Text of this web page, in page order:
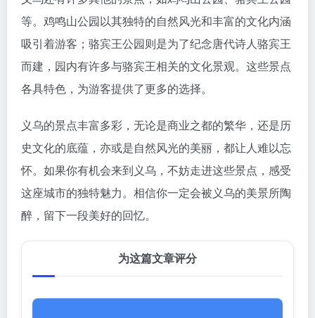
等。鸡鸣山公园以其独特的自然风光和丰富的文化内涵
吸引着游客；骆宾王公园则是为了纪念唐代诗人骆宾王
而建，园内有许多与骆宾王相关的文化景观。这些景点
各具特色，为游客提供了更多的选择。
义乌的景点丰富多彩，无论是商业之都的繁华，还是历
史文化的底蕴，亦或是自然风光的美丽，都让人难以忘
怀。如果你有机会来到义乌，不妨走进这些景点，感受
这座城市的独特魅力。相信你一定会被义乌的美景所陶
醉，留下一段美好的回忆。
为这篇文章评分